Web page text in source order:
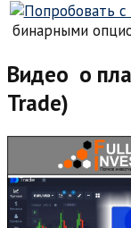
бинарными
Видео о
Trade)